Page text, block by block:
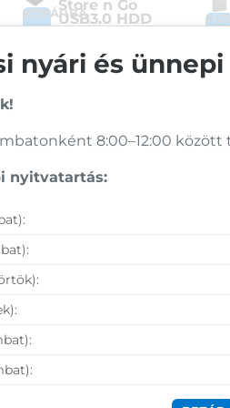
KOSÁRBAStore n Go
USB3.0 HDD
(fekete)
Cikkszám:53023
Azonosító:23382
36 790Ft
Szolgáltatásaink
nyári és
8:00–12:00
nyitvatartás: